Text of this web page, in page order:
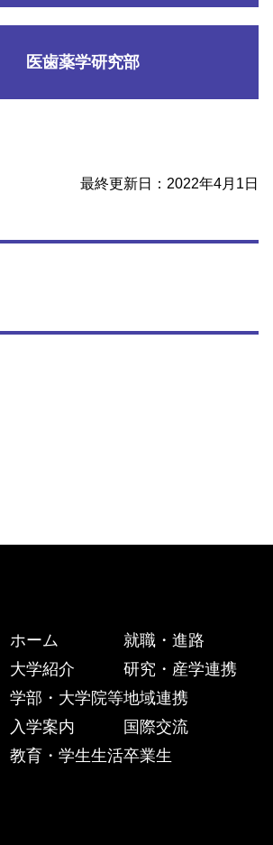
医歯薬学研究部
最終更新日：2022年4月1日
ホーム
大学紹介
学部・大学院等
入学案内
教育・学生生活
就職・進路
研究・産学連携
地域連携
国際交流
卒業生